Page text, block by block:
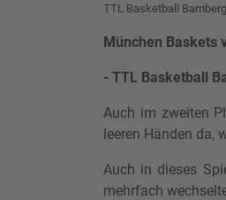
TTL Basketball Bamberg
München Baskets
- TTL Basketball
Auch im zweiten
leeren Händen da,
Auch in dieses
mehrfach